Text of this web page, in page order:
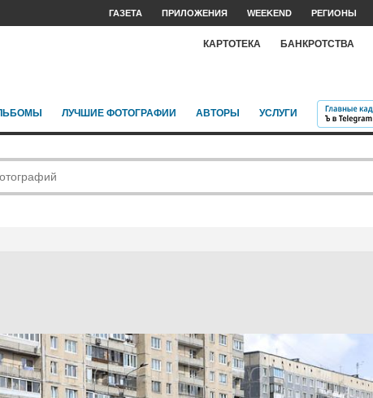
ГАЗЕТА ПРИЛОЖЕНИЯ WEEKEND РЕГИОНЫ
КАРТОТЕКА БАНКРОТСТВА
ЛУЧШИЕ ФОТОГРАФИИ АВТОРЫ УСЛУГИ